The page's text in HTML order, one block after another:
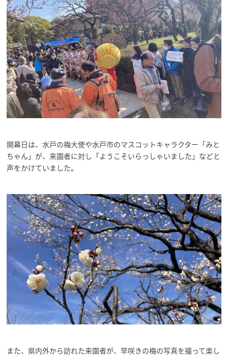
開幕日は、水戸の梅大使や水戸市のマスコットキャラクター「みと
ちゃん」が、来園者に対し「ようこそいらっしゃいました」などと
声をかけていました。
また、県内外から訪れた来園者が、早咲きの梅の写真を撮って楽し